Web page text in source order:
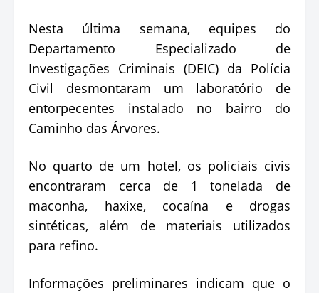
Nesta última semana, equipes do
Departamento Especializado de
Investigações Criminais (DEIC) da Polícia
Civil desmontaram um laboratório de
entorpecentes instalado no bairro do
Caminho das Árvores.
No quarto de um hotel, os policiais civis
encontraram cerca de 1 tonelada de
maconha, haxixe, cocaína e drogas
sintéticas, além de materiais utilizados
para refino.
Informações preliminares indicam que o